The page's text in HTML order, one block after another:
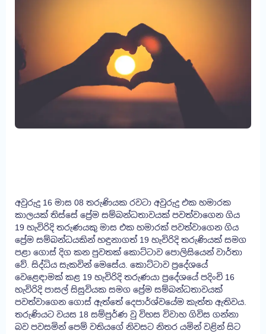
අවුරුදු 16 මාස 08 තරුණියක රවටා අවුරුදු එක හමාරක
කාලයක් තිස්සේ ප්‍රේම සම්බන්ධතාවයක් පවත්වාගෙන ගිය
19 හැවිරිදි තරුණයකු මාස එක හමාරක් පවත්වාගෙන ගිය
ප්‍රේම සම්බන්ධයකින් හඳුනාගත් 19 හැවිරිදි තරුණියක් සමග
පළා ගොස් දිග කන පුවතක් කොට්ටාව පොලිසියෙන් වාර්තා
වේ. සිද්ධිය සැකවින් මෙසේය. කොට්ටාව ප්‍රදේශයේ
වෙළෙඳාමක් කළ 19 හැවිරිදි තරුණයා ප්‍රදේශයේ පදිංචි 16
හැවිරිදි පාසල් සිසුවියක සමග ප්‍රේම සම්බන්ධතාවයක්
පවත්වාගෙන ගොස් ඇත්තේ දෙපාර්ශ්වයේම කැත්ත ඇතිවය.
තරුණියට වයස 18 සම්පුර්ණ වු විහස විවාහ ගිවිස ගන්නා
බව පවසමින් පෙම් වතියගේ නිවසට නිතර යමින් වළින් සිට